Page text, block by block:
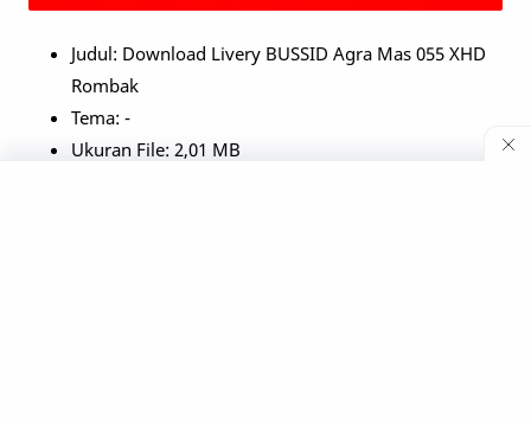
Judul: Download Livery BUSSID Agra Mas 055 XHD
Rombak
Tema: -
Ukuran File: 2,01 MB